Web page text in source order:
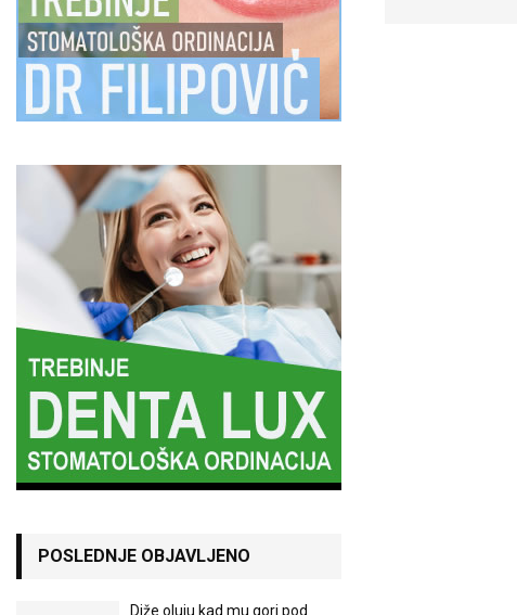
POSLEDNJE OBJAVLJENO
Diže oluju kad mu gori pod